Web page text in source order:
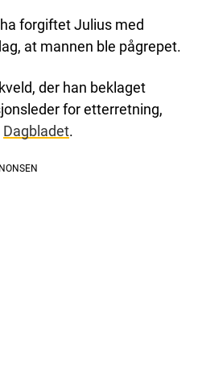
forgiftet Julius med
at mannen ble pågrepet.
der han beklaget
for etterretning,
Dagbladet.